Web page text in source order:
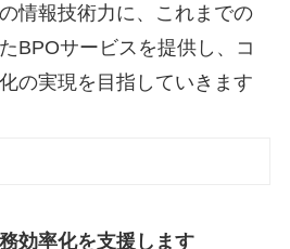
情報技術力に、これまでの
BPOサービスを提供し、コ
の実現を目指していきます
効率化を支援します